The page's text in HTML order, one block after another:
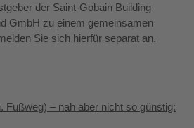
der Saint-Gobain Building
GmbH zu einem gemeinsamen
Sie sich hierfür separat an.
Fußweg) – nah aber nicht so günstig: